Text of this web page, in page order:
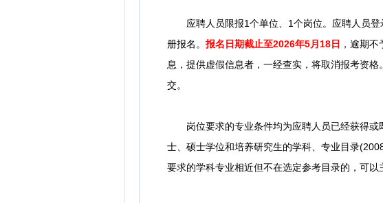
应聘人员限报1个单位、1个岗位。应聘人员登
册报名。 报名日期截止至2026年5月18日 ，逾期
息，提供虚假信息者，一经查实，将取消报考资
交。
岗位要求的专业条件均为应聘人员已经获得或
士、硕士学位和培养研究生的学科、专业目录
要求的学科专业相近但不在选定参考目录的，可以